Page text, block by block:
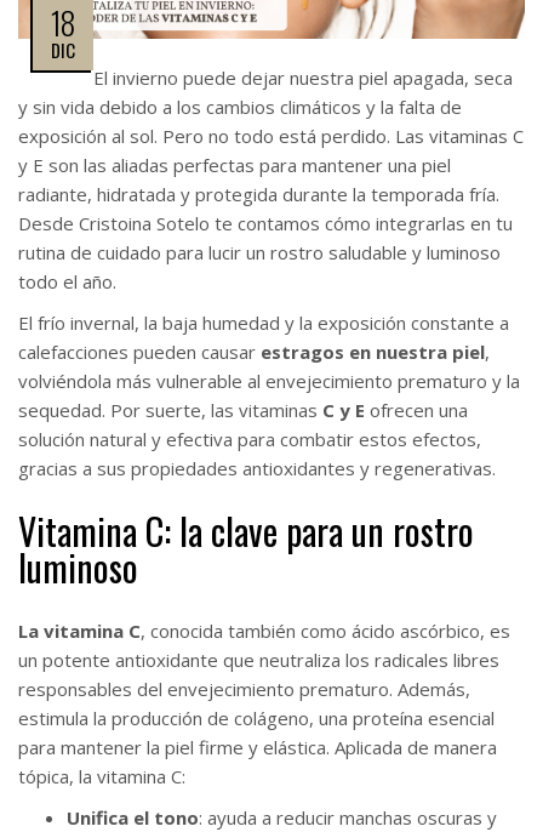
18
DIC
El invierno puede dejar nuestra piel apagada, seca
y sin vida debido a los cambios climáticos y la falta de
exposición al sol. Pero no todo está perdido. Las vitaminas C
y E son las aliadas perfectas para mantener una piel
radiante, hidratada y protegida durante la temporada fría.
Desde Cristoina Sotelo te contamos cómo integrarlas en tu
rutina de cuidado para lucir un rostro saludable y luminoso
todo el año.
El frío invernal, la baja humedad y la exposición constante a
calefacciones pueden causar estragos en nuestra piel,
volviéndola más vulnerable al envejecimiento prematuro y la
sequedad. Por suerte, las vitaminas C y E ofrecen una
solución natural y efectiva para combatir estos efectos,
gracias a sus propiedades antioxidantes y regenerativas.
Vitamina C: la clave para un rostro
luminoso
La vitamina C, conocida también como ácido ascórbico, es
un potente antioxidante que neutraliza los radicales libres
responsables del envejecimiento prematuro. Además,
estimula la producción de colágeno, una proteína esencial
para mantener la piel firme y elástica. Aplicada de manera
tópica, la vitamina C:
Unifica el tono: ayuda a reducir manchas oscuras y